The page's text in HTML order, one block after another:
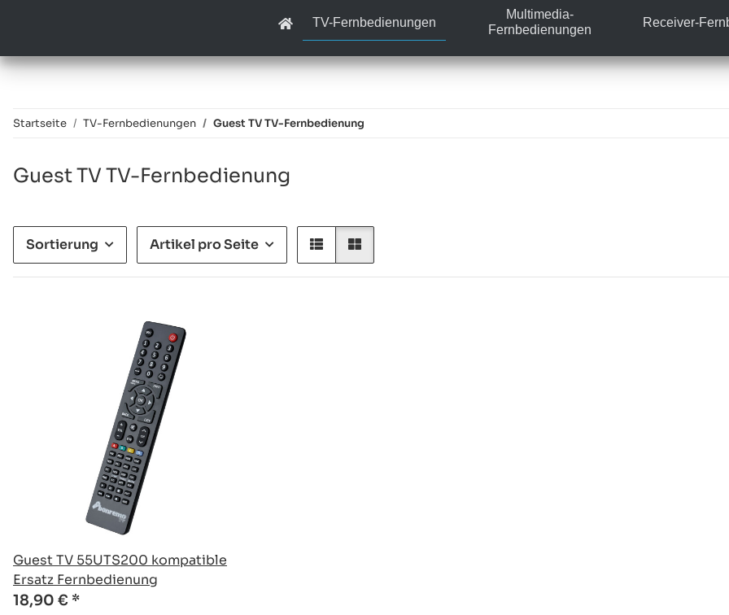
TV-Fernbedienungen
Multimedia-
Fernbedienungen
Receiver-
Startseite TV-Fernbedienungen Guest TV TV-Fernbedienung
Guest TV TV-Fernbedienung
Sortierung Artikel pro Seite
Guest TV 55UTS200 kompatible
Ersatz Fernbedienung
18,90 € *